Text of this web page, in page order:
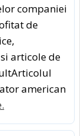
companiei
de
articole de
american